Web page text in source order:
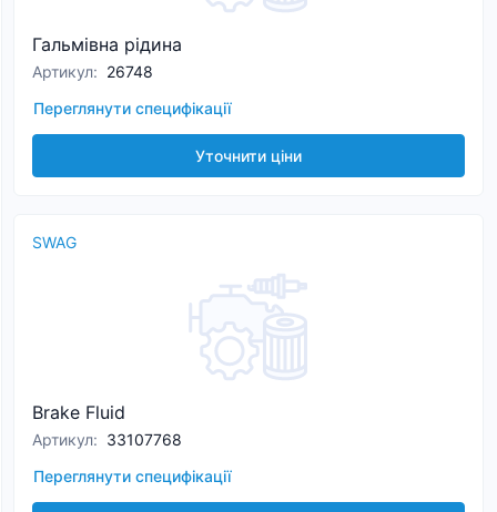
Гальмівна рідина
Артикул: 26748
Переглянути специфікації
Уточнити ціни
SWAG
Brake Fluid
Артикул: 33107768
Переглянути специфікації